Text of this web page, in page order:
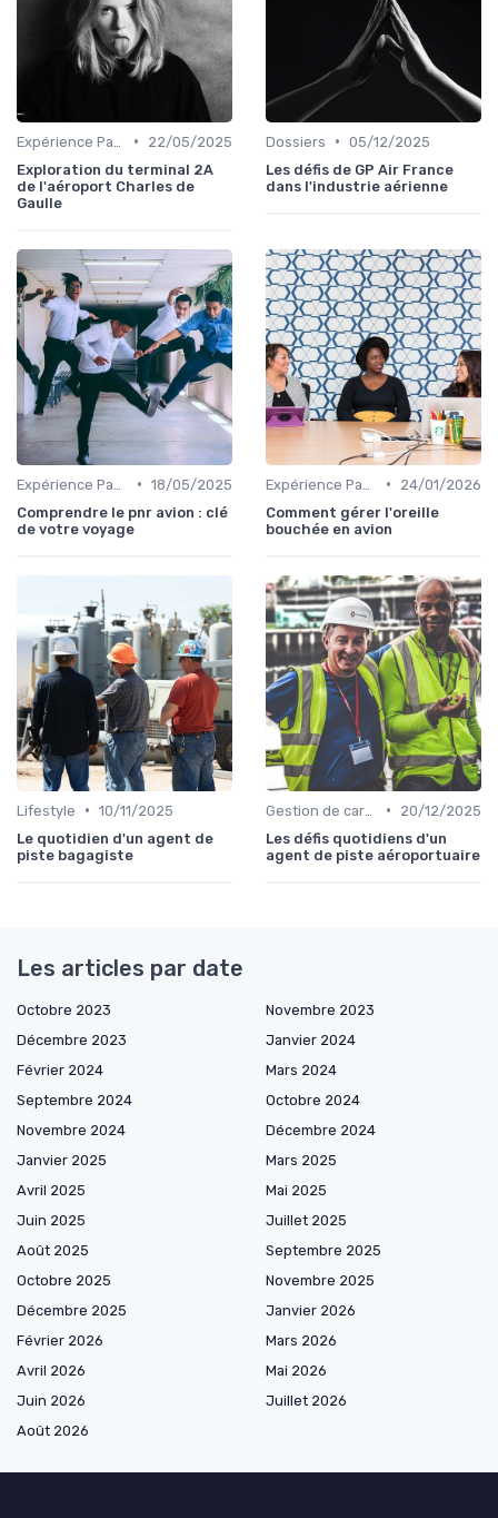
•
22/05/2025
Exploration du terminal 2A
de l'aéroport Charles de
Gaulle
Dossiers • 05/12/2025
Les défis de GP Air France
dans l'industrie aérienne
• 18/05/2025
Comprendre le pnr avion : clé
de votre voyage
•
24/01/2026
Comment gérer l'oreille
bouchée en avion
Lifestyle • 10/11/2025
Le quotidien d'un agent de
piste bagagiste
•
20/12/2025
Les défis quotidiens d'un
agent de piste aéroportuaire
Les articles par date
Octobre 2023
Novembre 2023
Décembre 2023
Janvier 2024
Février 2024
Mars 2024
Septembre 2024
Octobre 2024
Novembre 2024
Décembre 2024
Janvier 2025
Mars 2025
Avril 2025
Mai 2025
Juin 2025
Juillet 2025
Août 2025
Septembre 2025
Octobre 2025
Novembre 2025
Décembre 2025
Janvier 2026
Février 2026
Mars 2026
Avril 2026
Mai 2026
Juin 2026
Juillet 2026
Août 2026